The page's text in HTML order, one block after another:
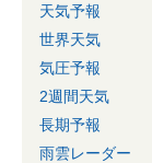
天気予報
世界天気
気圧予報
2週間天気
長期予報
雨雲レーダー